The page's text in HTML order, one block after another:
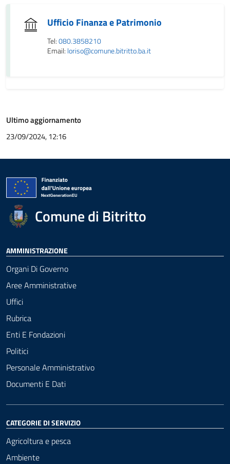
Ufficio Finanza e Patrimonio
Tel:080.3858210
Email: loriso@comune.bitritto.ba.it
Ultimo aggiornamento
23/09/2024, 12:16
Comune di Bitritto
AMMINISTRAZIONE
Organi Di Governo
Aree Amministrative
Uffici
Rubrica
Enti E Fondazioni
Politici
Personale Amministrativo
Documenti E Dati
CATEGORIE DI SERVIZIO
Agricoltura e pesca
Ambiente